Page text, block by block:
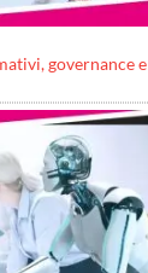
governance e